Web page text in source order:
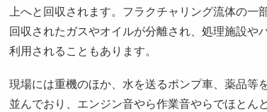
上へと回収されます。フラクチャリング流体の一
回収されたガスやオイルが分離され、処理施設
利用されることもあります。
現場には重機のほか、水を送るポンプ車、薬品等
並んでおり、エンジン音やら作業音やらでほと